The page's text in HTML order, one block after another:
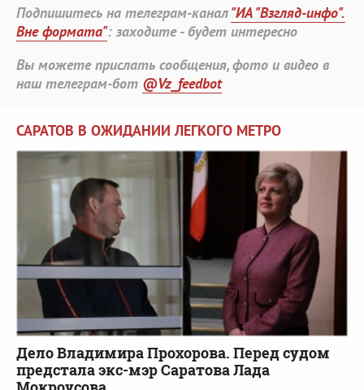
Подпишитесь на телеграм-канал"ИА "Взгляд-инфо".
Вне формата": заходите - будет интересно
Вы можете прислать сообщения, фото и видео в
наш телеграм-бот @Vz_feedbot
САРАТОВ В ОЖИДАНИИ ЛЕГКОГО МЕТРО
Дело Владимира Прохорова. Перед судом
предстала экс-мэр Саратова Лада